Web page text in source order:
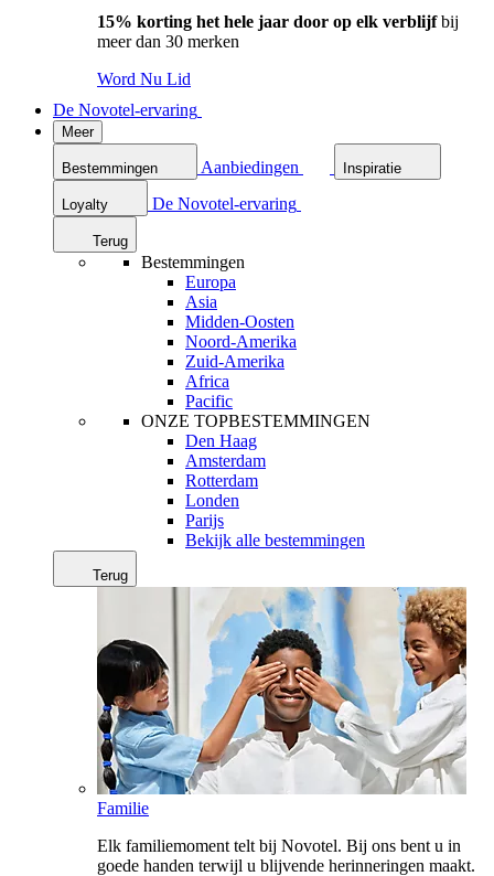
15% korting het hele jaar door op elk verblijfbij
meer dan 30 merken
Word Nu Lid
De Novotel-ervaring
Meer
Bestemmingen Aanbiedingen Inspiratie
Loyalty De Novotel-ervaring
Terug
Bestemmingen
Europa
Asia
Midden-Oosten
Noord-Amerika
Zuid-Amerika
Africa
Pacific
ONZE TOPBESTEMMINGEN
Den Haag
Amsterdam
Rotterdam
Londen
Parijs
Bekijk alle bestemmingen
Terug
Familie
Elk familiemoment telt bij Novotel. Bij ons bent u in
goede handen terwijl u blijvende herinneringen maakt.